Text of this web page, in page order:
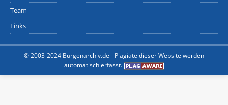
Team
Links
© 2003-2024 Burgenarchiv.de - Plagiate dieser Website werden
automatisch erfasst.